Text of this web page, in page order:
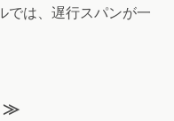
では、遅行スパンが一
≫